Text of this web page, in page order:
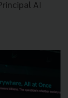
AI